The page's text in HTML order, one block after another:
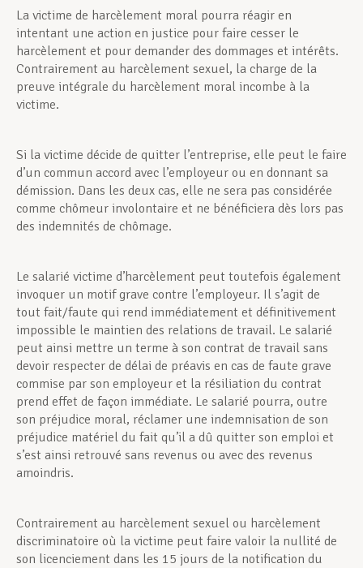
La victime de harcèlement moral pourra réagir en
intentant une action en justice pour faire cesser le
harcèlement et pour demander des dommages et intérêts.
Contrairement au harcèlement sexuel, la charge de la
preuve intégrale du harcèlement moral incombe à la
victime.
Si la victime décide de quitter l’entreprise, elle peut le faire
d’un commun accord avec l’employeur ou en donnant sa
démission. Dans les deux cas, elle ne sera pas considérée
comme chômeur involontaire et ne bénéficiera dès lors pas
des indemnités de chômage.
Le salarié victime d’harcèlement peut toutefois également
invoquer un motif grave contre l’employeur. Il s’agit de
tout fait/faute qui rend immédiatement et définitivement
impossible le maintien des relations de travail. Le salarié
peut ainsi mettre un terme à son contrat de travail sans
devoir respecter de délai de préavis en cas de faute grave
commise par son employeur et la résiliation du contrat
prend effet de façon immédiate. Le salarié pourra, outre
son préjudice moral, réclamer une indemnisation de son
préjudice matériel du fait qu’il a dû quitter son emploi et
s’est ainsi retrouvé sans revenus ou avec des revenus
amoindris.
Contrairement au harcèlement sexuel ou harcèlement
discriminatoire où la victime peut faire valoir la nullité de
son licenciement dans les 15 jours de la notification du